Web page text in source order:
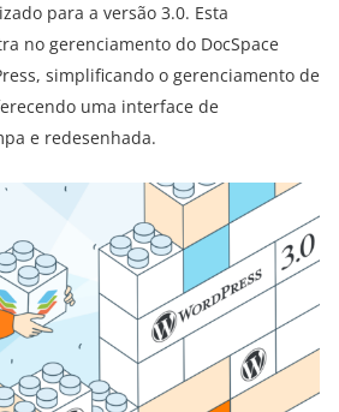
para a versão 3.0. Esta
no gerenciamento do DocSpace
simplificando o gerenciamento de
uma interface de
e redesenhada.